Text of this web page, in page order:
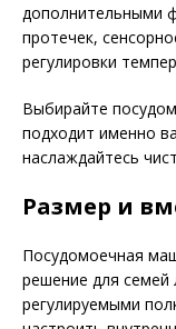
дополнительными
протечек,
регулировки
Выбирайте
подходит именно
наслаждайтесь
Размер и
Посудомоечная
решение для
регулируемыми